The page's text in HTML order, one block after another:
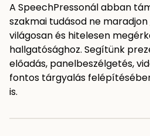
A SpeechPressonál abban
szakmai tudásod ne maradjon
világosan és hitelesen
hallgatósághoz. Segítünk
előadás, panelbeszélgetés,
fontos tárgyalás
is.